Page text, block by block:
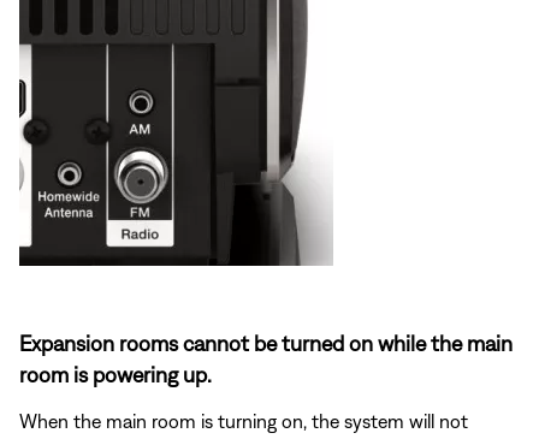
Expansion rooms cannot be turned on while the main
room is powering up.
When the main room is turning on, the system will not